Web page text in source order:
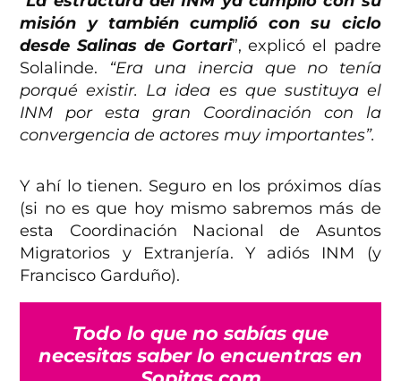
misión y también cumplió con su ciclo
desde Salinas de Gortari”, explicó el padre
Solalinde. “Era una inercia que no tenía
porqué existir. La idea es que sustituya el
INM por esta gran Coordinación con la
convergencia de actores muy importantes”.
Y ahí lo tienen. Seguro en los próximos días
(si no es que hoy mismo sabremos más de
esta Coordinación Nacional de Asuntos
Migratorios y Extranjería. Y adiós INM (y
Francisco Garduño).
Todo lo que no sabías que
necesitas saber lo encuentras en